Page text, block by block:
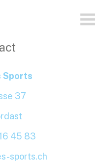
Sports
37
45 83
sports.ch